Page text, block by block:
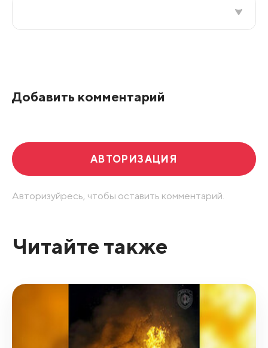
Добавить комментарий
АВТОРИЗАЦИЯ
Авторизуйресь, чтобы оставить комментарий.
Читайте также